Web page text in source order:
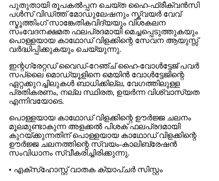
പുതുതായി രൂപകൽപ്പന ചെയ്ത ഹൈ-ഫ്രീക്വൻസി
പൾസ് വിഡ്ത്ത് മോഡുലേഷനും സ്ക്വയർ വേവ്
സ്മൂത്തിംഗ് സാങ്കേതികവിദ്യയും വിശകലന
സംവേദനക്ഷമത ഫലപ്രദമായി മെച്ചപ്പെടുത്തുകയും
പൊള്ളയായ കാഥോഡ് വിളക്കിന്റെ സേവന ആയുസ്സ്
വർദ്ധിപ്പിക്കുകയും ചെയ്യുന്നു.
ഇന്റഗ്രേറ്റഡ് വൈഡ്-റേഞ്ച് ഹൈ-വോൾട്ടേജ് പവർ
സപ്ലൈ മൊഡ്യൂളിനെ മെയിൻ വോൾട്ടേജിന്റെ
ഏറ്റക്കുറച്ചിലുകൾ ബാധിക്കില്ല, വേഗത്തിലുള്ള
പ്രതികരണം, നല്ല സ്ഥിരത, ഉയർന്ന വിശ്വാസ്യത
എന്നിവയോടെ.
പൊള്ളയായ കാഥോഡ് വിളക്കിന്റെ ഊർജ്ജ ചലനം
മൂലമുണ്ടാകുന്ന അളക്കൽ പിശക് ഫലപ്രദമായി
കുറയ്ക്കുന്നതിന് പൊള്ളയായ കാഥോഡ് വിളക്കിന്റെ
ഊർജ്ജ ചലനത്തിന്റെ സ്വയം-കാലിബ്രേഷൻ
സംവിധാനം സ്വീകരിച്ചിരിക്കുന്നു.
• എക്‌സ്‌ഹോസ്റ്റ് വാതക ക്യാപ്‌ചർ സിസ്റ്റം